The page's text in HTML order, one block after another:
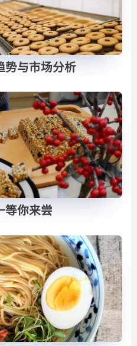
势与市场分析
等你来尝